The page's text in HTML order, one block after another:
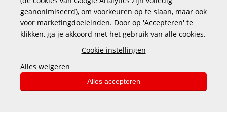
Veilig en gemakkelijk betalen
geanonimiseerd), om voorkeuren op te slaan, maar ook
voor marketingdoeleinden. Door op 'Accepteren' te
klikken, ga je akkoord met het gebruik van alle cookies.
Cookie instellingen
Alles weigeren
Alles accepteren